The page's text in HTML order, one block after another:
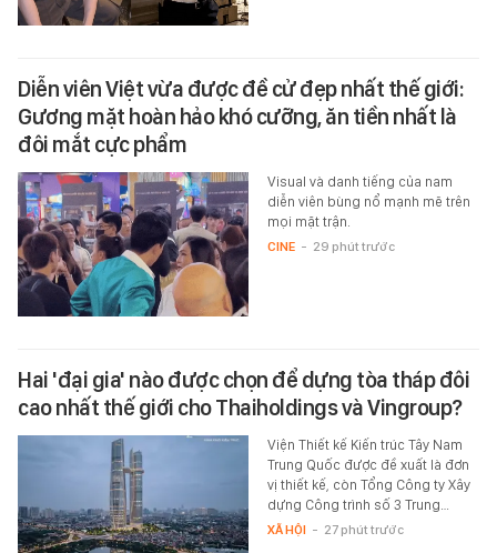
Diễn viên Việt vừa được đề cử đẹp nhất thế giới:
Gương mặt hoàn hảo khó cưỡng, ăn tiền nhất là
đôi mắt cực phẩm
Visual và danh tiếng của nam
diễn viên bùng nổ mạnh mẽ trên
mọi mặt trận.
CINE - 29 phút trước
Hai 'đại gia' nào được chọn để dựng tòa tháp đôi
cao nhất thế giới cho Thaiholdings và Vingroup?
Viện Thiết kế Kiến trúc Tây Nam
Trung Quốc được đề xuất là đơn
vị thiết kế, còn Tổng Công ty Xây
dựng Công trình số 3 Trung…
XÃ HỘI - 27 phút trước